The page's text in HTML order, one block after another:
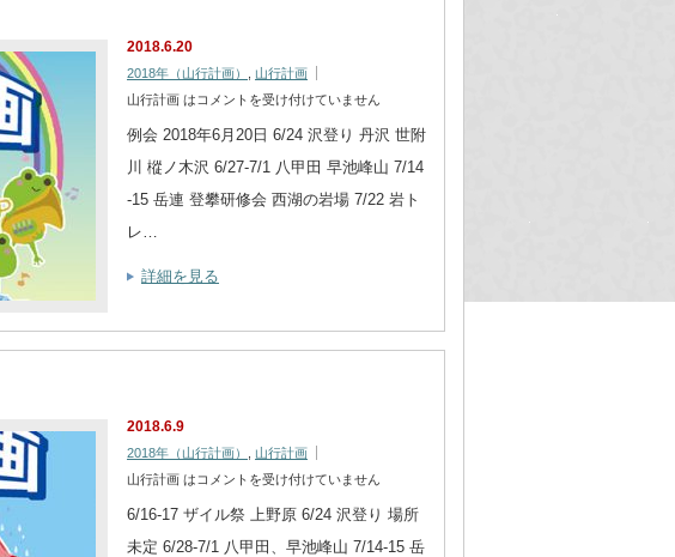
2018.6.20
2018年（山行計画）
山行計画
山行計画 は コメントを受け付けていません
例会 2018年6月20日 6/24 沢登り 丹沢 世附
川 樅ノ木沢 6/27-7/1 八甲田 早池峰山 7/14
-15 岳連 登攀研修会 西湖の岩場 7/22 岩ト
レ…
詳細を見る
2018.6.9
2018年（山行計画）
山行計画
山行計画 は コメントを受け付けていません
6/16-17 ザイル祭 上野原 6/24 沢登り 場所
未定 6/28-7/1 八甲田、早池峰山 7/14-15 岳